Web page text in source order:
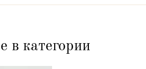
в категории